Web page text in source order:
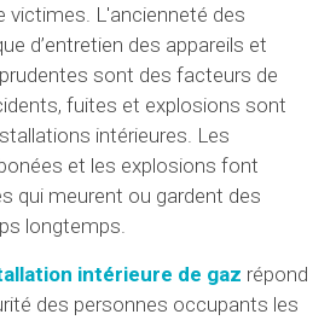
victimes. L'ancienneté des
d’entretien des appareils et
sont des facteurs de
fuites et explosions sont
intérieures. Les
et les explosions font
qui meurent ou gardent des
longtemps.
intérieure de gaz répond
des personnes occupants les